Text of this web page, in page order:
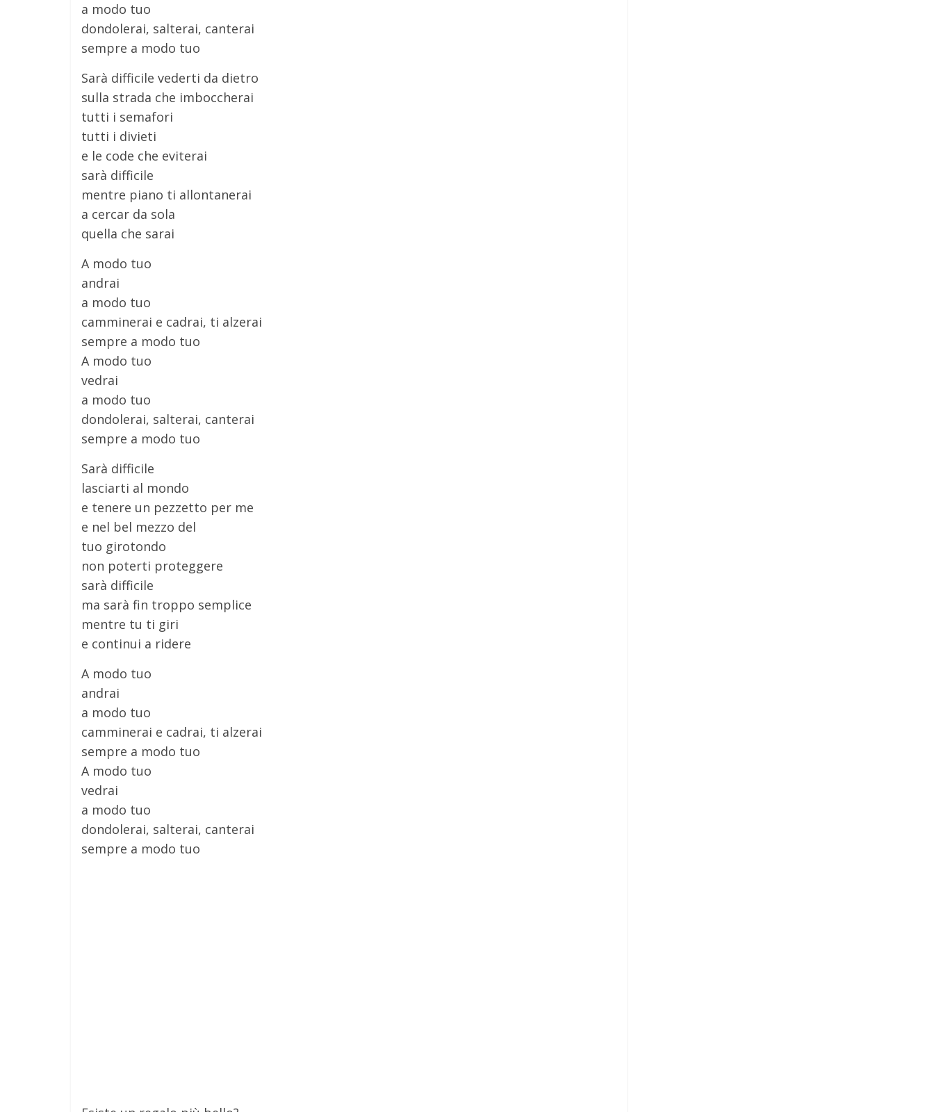
a modo tuo
dondolerai, salterai, canterai
sempre a modo tuo
Sarà difficile vederti da dietro
sulla strada che imboccherai
tutti i semafori
tutti i divieti
e le code che eviterai
sarà difficile
mentre piano ti allontanerai
a cercar da sola
quella che sarai
A modo tuo
andrai
a modo tuo
camminerai e cadrai, ti alzerai
sempre a modo tuo
A modo tuo
vedrai
a modo tuo
dondolerai, salterai, canterai
sempre a modo tuo
Sarà difficile
lasciarti al mondo
e tenere un pezzetto per me
e nel bel mezzo del
tuo girotondo
non poterti proteggere
sarà difficile
ma sarà fin troppo semplice
mentre tu ti giri
e continui a ridere
A modo tuo
andrai
a modo tuo
camminerai e cadrai, ti alzerai
sempre a modo tuo
A modo tuo
vedrai
a modo tuo
dondolerai, salterai, canterai
sempre a modo tuo